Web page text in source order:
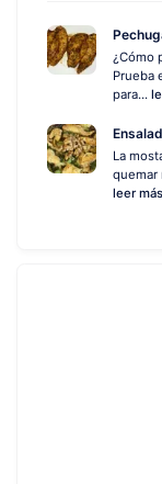
¿Cómo
Prueba
para...
La
quemar
leer más